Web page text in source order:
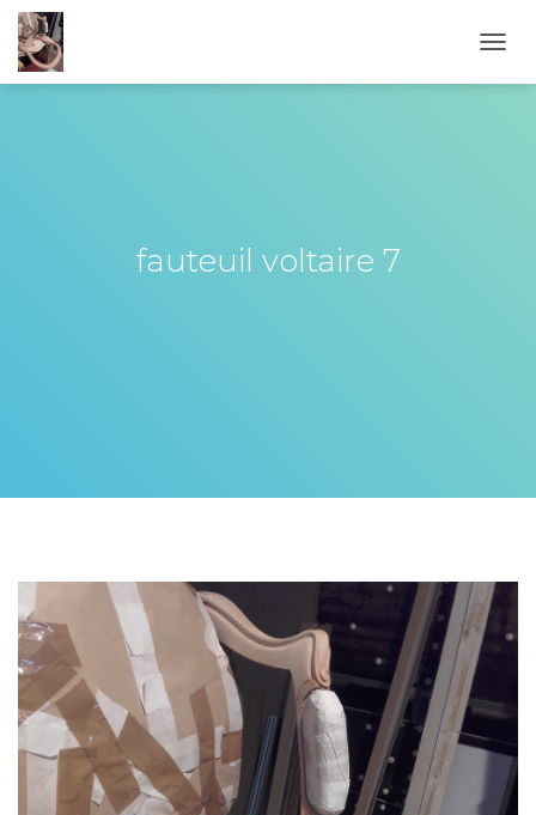
fauteuil voltaire 7